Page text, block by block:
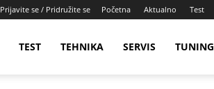
Prijavite se / Pridružite se Početna Aktualno Test
TEST TEHNIKA SERVIS TUNING